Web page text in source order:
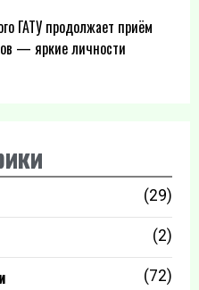
ГАТУ продолжает приём
— яркие личности
(29)
(2)
(72)